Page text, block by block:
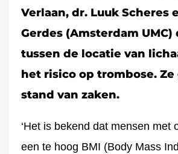
Verlaan, dr. Luuk Scheres
Gerdes (Amsterdam UMC)
tussen de locatie van
het risico op trombose.
stand van zaken.
‘Het is bekend dat mensen met
een te hoog BMI (Body Mass